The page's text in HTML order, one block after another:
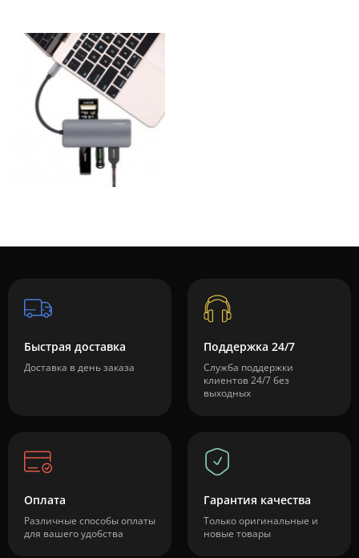
Быстрая доставка
Доставка в день заказа
Поддержка 24/7
Служба поддержки
клиентов 24/7 без
выходных
Оплата
Различные способы оплаты
для вашего удобства
Гарантия качества
Только оригинальные и
новые товары